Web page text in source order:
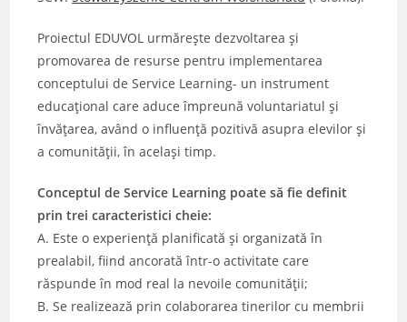
Proiectul EDUVOL urmărește dezvoltarea și
promovarea de resurse pentru implementarea
conceptului de Service Learning- un instrument
educațional care aduce împreună voluntariatul și
învățarea, având o influență pozitivă asupra elevilor și
a comunității, în același timp.
Conceptul de Service Learning poate să fie definit
prin trei caracteristici cheie:
A. Este o experiență planificată și organizată în
prealabil, fiind ancorată într-o activitate care
răspunde în mod real la nevoile comunității;
B. Se realizează prin colaborarea tinerilor cu membrii